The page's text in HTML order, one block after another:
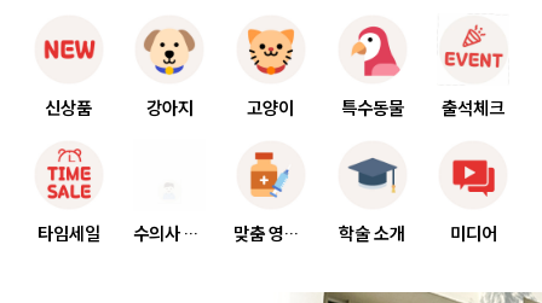
신상품 강아지 고양이 특수동물 출석체크
타임세일 수의사 상담 맞춤 영양상담 학술 소개 미디어